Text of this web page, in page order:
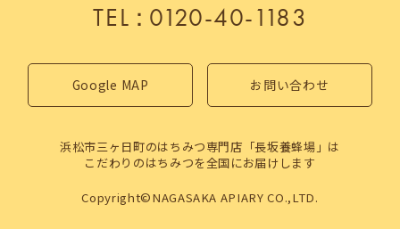
TEL：0120-40-1183
Google MAP お問い合わせ
浜松市三ヶ日町のはちみつ専門店「長坂養蜂場」は
こだわりのはちみつを全国にお届けします
Copyright©NAGASAKA APIARY CO.,LTD.